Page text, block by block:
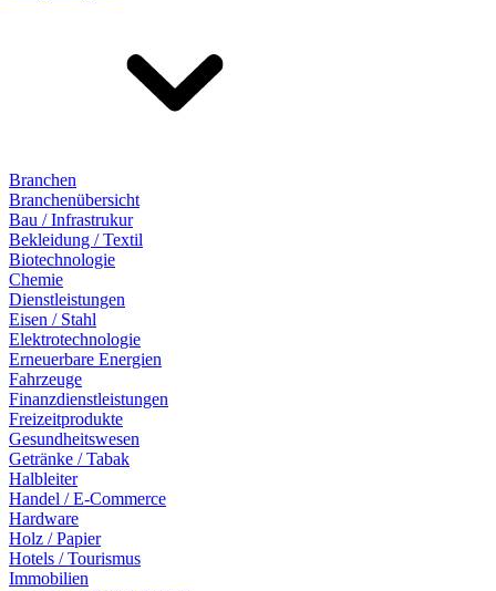
Branchen
Branchenübersicht
Bau / Infrastrukur
Bekleidung / Textil
Biotechnologie
Chemie
Dienstleistungen
Eisen / Stahl
Elektrotechnologie
Erneuerbare Energien
Fahrzeuge
Finanzdienstleistungen
Freizeitprodukte
Gesundheitswesen
Getränke / Tabak
Halbleiter
Handel / E-Commerce
Hardware
Holz / Papier
Hotels / Tourismus
Immobilien